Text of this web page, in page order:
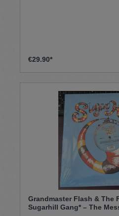
€29.90*
Grandmaster Flash & The
Sugarhill Gang* – The